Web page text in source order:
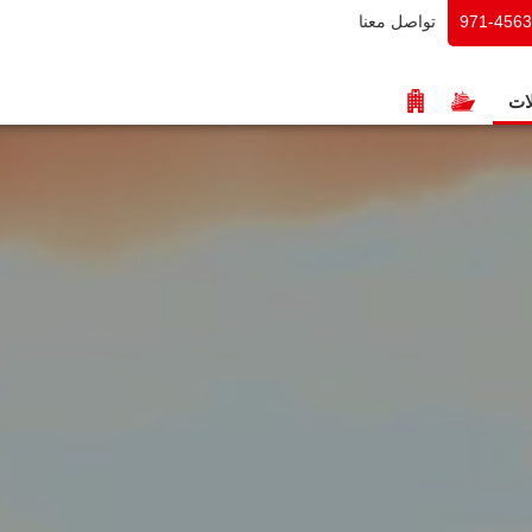
971- تواصل معنا